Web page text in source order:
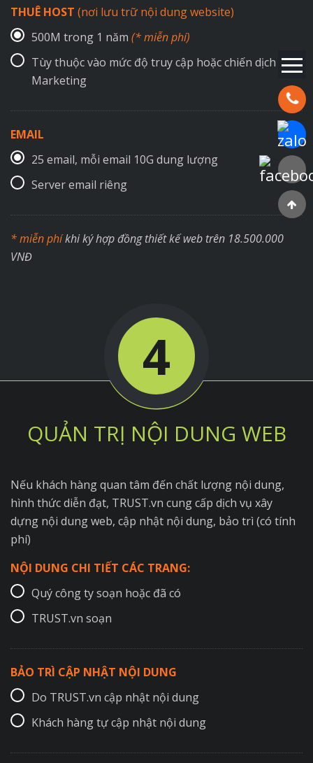
Hotline:
Chat
THUÊ HOST (nơi lưu trữ nội dung website)
500M trong 1 năm (* miễn phí)
Tùy thuộc vào mức độ truy cập hoặc chiến dịch
Marketing
EMAIL
25 email, mỗi email 10G dung lượng
Server email riêng
* miễn phíkhi ký hợp đồng thiết kế web trên 18.500.000
VNĐ
4
QUẢN TRỊ NỘI DUNG WEB
Nếu khách hàng quan tâm đến chất lượng nội dung,
hình thức diễn đạt, TRUST.vn cung cấp dịch vụ xây
dựng nội dung web, cập nhật nội dung, bảo trì (có tính
phí)
NỘI DUNG CHI TIẾT CÁC TRANG:
Quý công ty soạn hoặc đã có
TRUST.vn soạn
BẢO TRÌ CẬP NHẬT NỘI DUNG
Do TRUST.vn cập nhật nội dung
Khách hàng tự cập nhật nội dung